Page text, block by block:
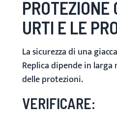
PROTEZIONE
URTI E LE
La sicurezza di una
Replica dipende in
delle protezioni.
VERIFICARE: